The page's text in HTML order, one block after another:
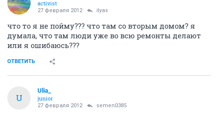
activist
27 февраля 2012 ilyas
что то я не пойму??? что там со вторым домом? я
думала, что там люди уже во всю ремонты делают
или я ошибаюсь???
ОТВЕТИТЬ
U
Ulia_
junior
27 февраля 2012 semen0385